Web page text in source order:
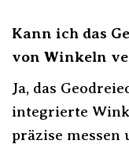
Kann ich das
von Winkeln
Ja, das
integrierte
präzise messen